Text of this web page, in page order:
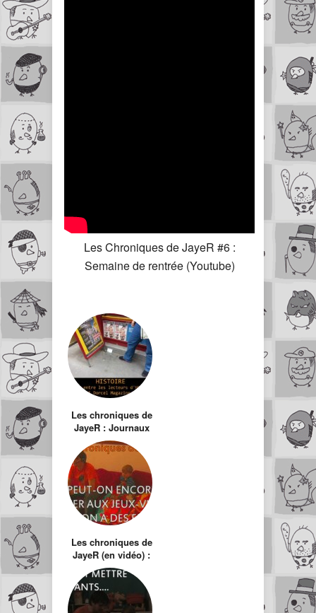
Les Chroniques de JayeR #6 :
Semaine de rentrée (Youtube)
Les chroniques de
JayeR : Journaux
pornographiques à
hauteur d’enfants
Les chroniques de
JayeR (en vidéo) :
Peut-on encore
jouer aux jeux-
vidéo quand on a
des enfants ?